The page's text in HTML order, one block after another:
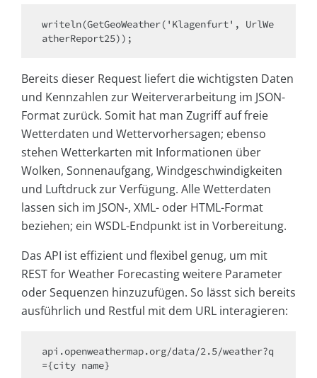
writeln(GetGeoWeather('Klagenfurt', UrlWe
atherReport25));
Bereits dieser Request liefert die wichtigsten Daten
und Kennzahlen zur Weiterverarbeitung im JSON-
Format zurück. Somit hat man Zugriff auf freie
Wetterdaten und Wettervorhersagen; ebenso
stehen Wetterkarten mit Informationen über
Wolken, Sonnenaufgang, Windgeschwindigkeiten
und Luftdruck zur Verfügung. Alle Wetterdaten
lassen sich im JSON-, XML- oder HTML-Format
beziehen; ein WSDL-Endpunkt ist in Vorbereitung.
Das API ist effizient und flexibel genug, um mit
REST for Weather Forecasting weitere Parameter
oder Sequenzen hinzuzufügen. So lässt sich bereits
ausführlich und Restful mit dem URL interagieren:
api.openweathermap.org/data/2.5/weather?q
={city name}